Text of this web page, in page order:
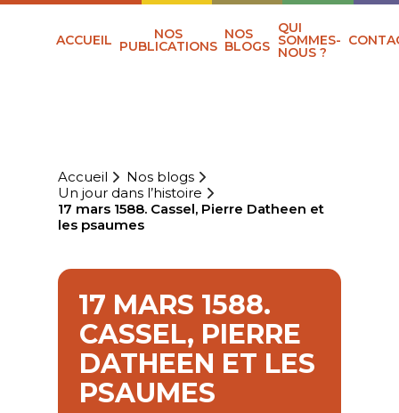
ACCUEIL NOS
PUBLICATIONS
NOS
BLOGS
QUI
SOMMES-
NOUS ?
Accueil
Nos blogs
Un jour dans l’histoire
17 mars 1588. Cassel, Pierre Datheen et
les psaumes
17 MARS 1588.
CASSEL, PIERRE
DATHEEN ET LES
PSAUMES